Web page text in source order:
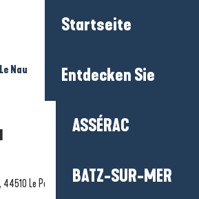
Startseite
Entdecken Sie
ASSÉRAC
BATZ-SUR-MER
Nau
démarche environnementale
Le Pouliguen